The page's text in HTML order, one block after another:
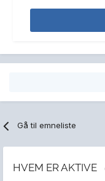
Gå til emneliste
HVEM ER AKTIVE